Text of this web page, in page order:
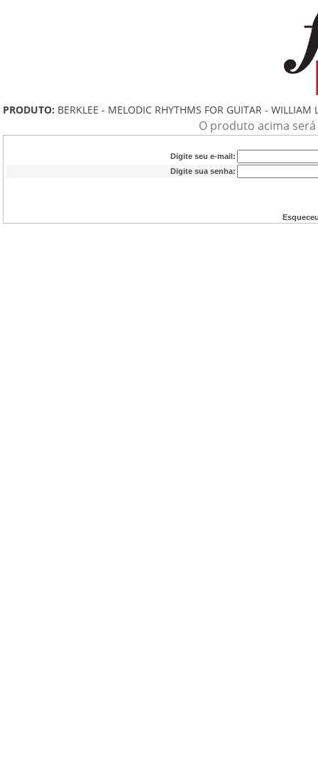
PRODUTO: BERKLEE - MELODIC RHYTHMS FOR GUITAR - WILLIAM
O produto acima
Digite seu e-mail:
Digite sua senha: